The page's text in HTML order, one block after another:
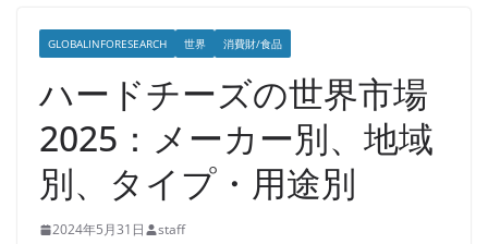
GLOBALINFORESEARCH 世界 消費財/食品
ハードチーズの世界市場
2025：メーカー別、地域
別、タイプ・用途別
2024年5月31日 staff